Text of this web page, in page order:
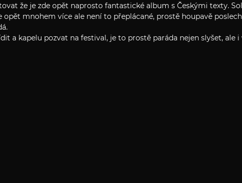
že je zde opět naprosto fantastické album s Českými texty.
opět mnohem více ale není to přeplácané, prostě houpavě
a kapelu pozvat na festival, je to prostě paráda nejen slyšet, ale i